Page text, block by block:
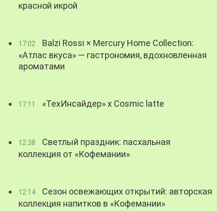
красной икрой
17:02
Balzi Rossi × Mercury Home Collection:
«Атлас вкуса» — гастрономия, вдохновленная
ароматами
17:11 «ТехИнсайдер» х Cosmic latte
12:38
Светлый праздник: пасхальная
коллекция от «Кофемании»
12:14
Сезон освежающих открытий: авторская
коллекция напитков в «Кофемании»